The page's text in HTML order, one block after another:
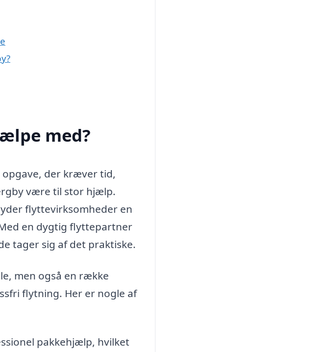
med?
der kræver tid,
være til stor hjælp.
flyttevirksomheder en
en dygtig flyttepartner
tager sig af det praktiske.
men også en række
flytning. Her er nogle af
pakkehjælp, hvilket